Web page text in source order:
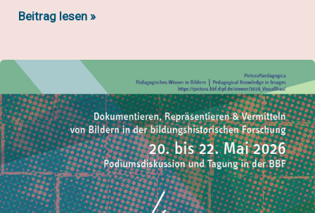
#bbfSofa:
Bildung
Beitrag lesen »